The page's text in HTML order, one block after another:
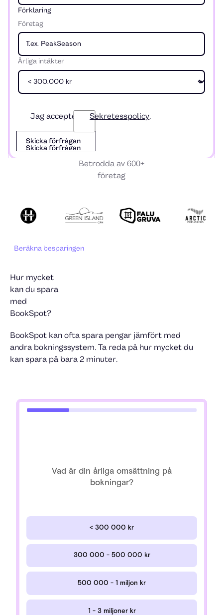
Förklaring
Företag
Årliga intäkter
Jag accepterar Sekretesspolicy.
Skicka förfrågan
Skicka förfrågan
Skicka förfrågan
Betrodda av 600+
företag
Beräkna besparingen
Hur mycket
kan du spara
med
BookSpot?
BookSpot kan ofta spara pengar jämfört med
andra bokningssystem. Ta reda på hur mycket du
kan spara på bara 2 minuter.